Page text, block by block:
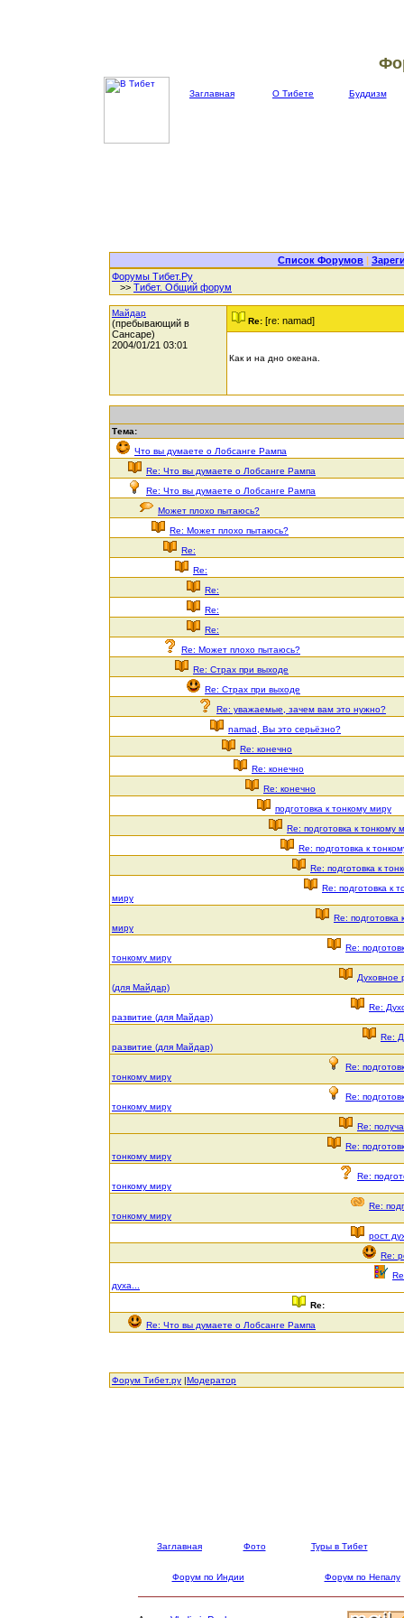
Заглавная О Тибете Буддизм
Список Форумов |
Форумы Тибет.Ру
>> Тибет. Общий форум
Майдар
(пребывающий в
Сансаре)
2004/01/21 03:01
Re: [re: namad]
Как и на дно океана.
Тема:
Что вы думаете о Лобсанге Рампа
Re: Что вы думаете о Лобсанге Рампа
Re: Что вы думаете о Лобсанге Рампа
Может плохо пытаюсь?
Re: Может плохо пытаюсь?
Re:
Re:
Re:
Re:
Re:
Re: Может плохо пытаюсь?
Re: Страх при выходе
Re: Страх при выходе
Re: уважаемые, зачем вам это нужно?
namad, Вы это серьёзно?
Re: конечно
Re: конечно
Re: конечно
подготовка к тонкому миру
Re: подготовка к тонкому
Re: подготовка к
Re: подготовка к
Re: подготовка к
миру
Re: подготовка
миру
Re:
тонкому миру
Духовное
(для Майдар)
Re:
развитие (для Майдар)
Re:
развитие (для Майдар)
Re:
тонкому миру
Re:
тонкому миру
Re:
Re:
тонкому миру
Re:
тонкому миру
Re:
тонкому миру
рост
Re:
духа...
Re:
Re: Что вы думаете о Лобсанге Рампа
Форум Тибет.ру |Модератор
Заглавная Фото Туры в Тибет
Форум по Индии Форум по Непалу